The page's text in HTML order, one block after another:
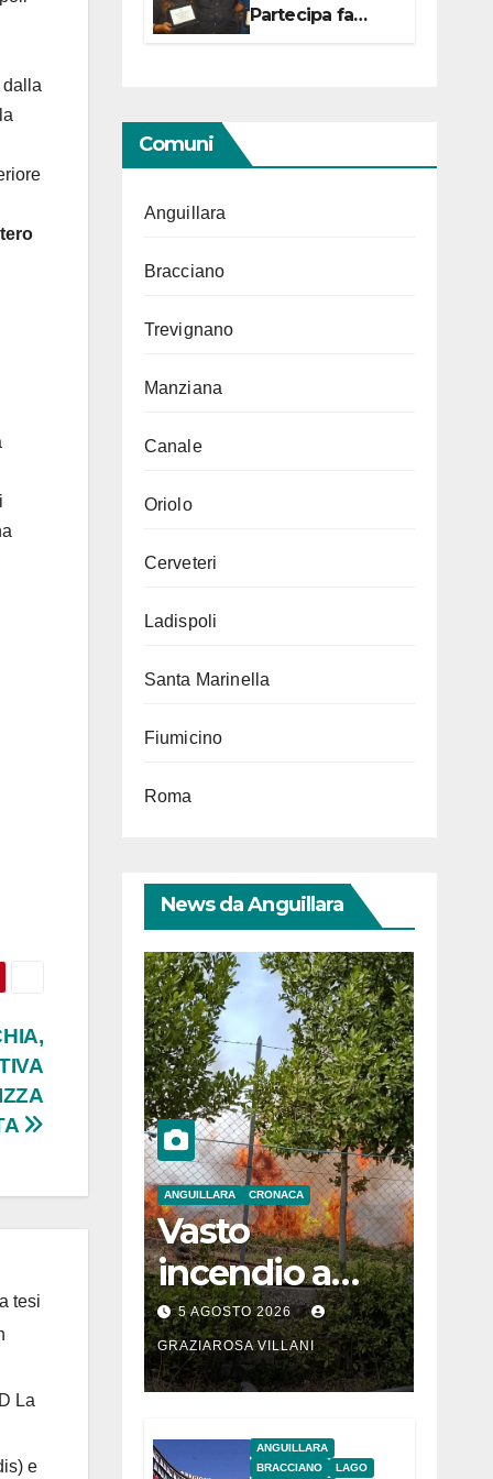
dalla
tesi
La
e
Partecipa fa
centro con due
Comuni
Anguillara
Bracciano
Trevignano
Manziana
Canale
Oriolo
Cerveteri
Ladispoli
Santa Marinella
Fiumicino
Roma
News da Anguillara
ANGUILLARA CRONACA
Vasto
incendio a
Martignano
5 AGOSTO 2026
GRAZIAROSA VILLANI
ANGUILLARA
BRACCIANO
LAGO